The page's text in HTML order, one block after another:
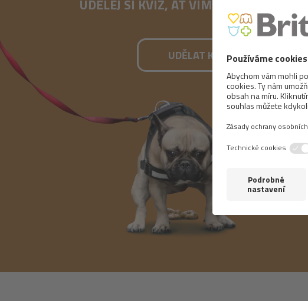
UDĚLEJ SI KVÍZ, AŤ VÍME, JAK JSI NA TOM!
UDĚLAT KVÍZ